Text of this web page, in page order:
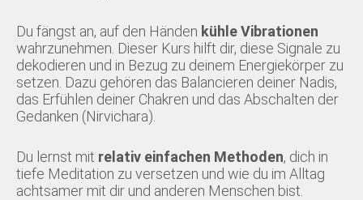
Du fängst an, auf den Händen kühle Vibrationen
wahrzunehmen. Dieser Kurs hilft dir, diese Signale zu
dekodieren und in Bezug zu deinem Energiekörper zu
setzen. Dazu gehören das Balancieren deiner Nadis,
das Erfühlen deiner Chakren und das Abschalten der
Gedanken (Nirvichara).
Du lernst mit relativ einfachen Methoden, dich in
tiefe Meditation zu versetzen und wie du im Alltag
achtsamer mit dir und anderen Menschen bist.